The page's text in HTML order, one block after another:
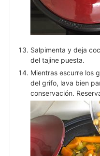
Salpimenta y deja
del tajine puesta.
Mientras escurre los
del grifo, lava bien
conservación.